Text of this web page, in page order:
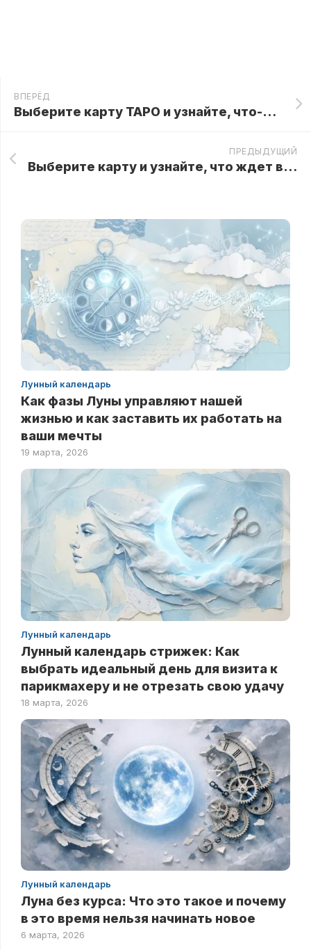
ВПЕРЁД
Выберите карту ТАРО и узнайте, что-то важное для себя
ПРЕДЫДУЩИЙ
Выберите карту и узнайте, что ждет вас в скором будущем
Лунный календарь
Как фазы Луны управляют нашей
жизнью и как заставить их работать на
ваши мечты
19 марта, 2026
Лунный календарь
Лунный календарь стрижек: Как
выбрать идеальный день для визита к
парикмахеру и не отрезать свою удачу
18 марта, 2026
Лунный календарь
Луна без курса: Что это такое и почему
в это время нельзя начинать новое
6 марта, 2026